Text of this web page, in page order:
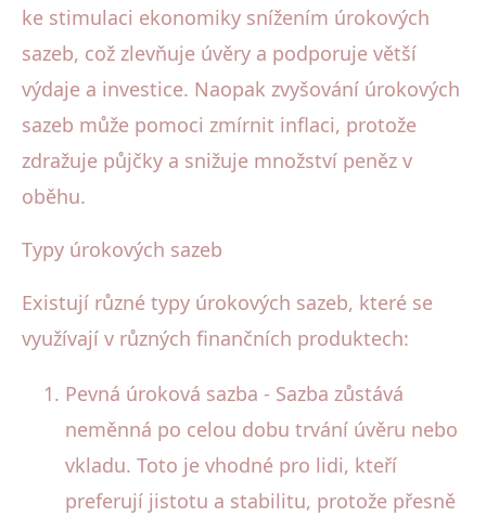
ke stimulaci ekonomiky snížením úrokových
sazeb, což zlevňuje úvěry a podporuje větší
výdaje a investice. Naopak zvyšování úrokových
sazeb může pomoci zmírnit inflaci, protože
zdražuje půjčky a snižuje množství peněz v
oběhu.
Typy úrokových sazeb
Existují různé typy úrokových sazeb, které se
využívají v různých finančních produktech:
Pevná úroková sazba - Sazba zůstává
neměnná po celou dobu trvání úvěru nebo
vkladu. Toto je vhodné pro lidi, kteří
preferují jistotu a stabilitu, protože přesně